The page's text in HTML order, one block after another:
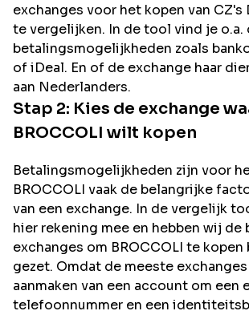
exchanges voor het kopen van CZ's
te vergelijken. In de tool vind je o.a.
betalingsmogelijkheden zoals
of iDeal. En of de exchange haar
aan Nederlanders.
Stap 2: Kies de exchange
BROCCOLI wilt kopen
Betalingsmogelijkheden zijn voor
BROCCOLI vaak de belangrijke
van een exchange. In de vergelijk
hier rekening mee en hebben wij de
exchanges om BROCCOLI te kopen
gezet. Omdat de meeste
aanmaken van een account om een
telefoonnummer en een